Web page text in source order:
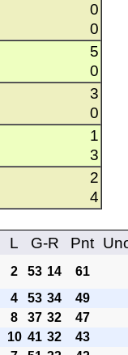
0
0
5
0
3
0
1
3
2
4
L G-R Pnt
2 53 14 61
4 53 34 49
8 37 32
47
10 41 32
43